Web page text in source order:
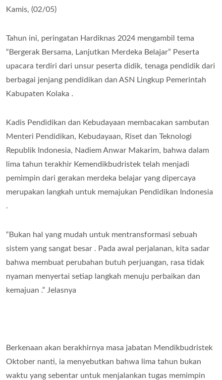
Kamis, (02/05)
Tahun ini, peringatan Hardiknas 2024 mengambil tema
“Bergerak Bersama, Lanjutkan Merdeka Belajar” Peserta
upacara terdiri dari unsur peserta didik, tenaga pendidik dari
berbagai jenjang pendidikan dan ASN Lingkup Pemerintah
Kabupaten Kolaka .
Kadis Pendidikan dan Kebudayaan membacakan sambutan
Menteri Pendidikan, Kebudayaan, Riset dan Teknologi
Republik Indonesia, Nadiem Anwar Makarim, bahwa dalam
lima tahun terakhir Kemendikbudristek telah menjadi
pemimpin dari gerakan merdeka belajar yang dipercaya
merupakan langkah untuk memajukan Pendidikan Indonesia
.
“Bukan hal yang mudah untuk mentransformasi sebuah
sistem yang sangat besar . Pada awal perjalanan, kita sadar
bahwa membuat perubahan butuh perjuangan, rasa tidak
nyaman menyertai setiap langkah menuju perbaikan dan
kemajuan .” Jelasnya
Berkenaan akan berakhirnya masa jabatan Mendikbudristek
Oktober nanti, ia menyebutkan bahwa lima tahun bukan
waktu yang sebentar untuk menjalankan tugas memimpin